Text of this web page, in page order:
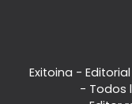
Exitoina - Editorial
- Todos